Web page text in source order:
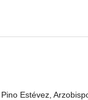
Estévez,